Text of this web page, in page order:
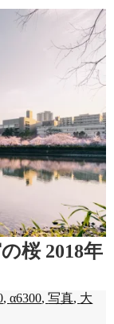
桜 2018年
,α6300,写真, 大